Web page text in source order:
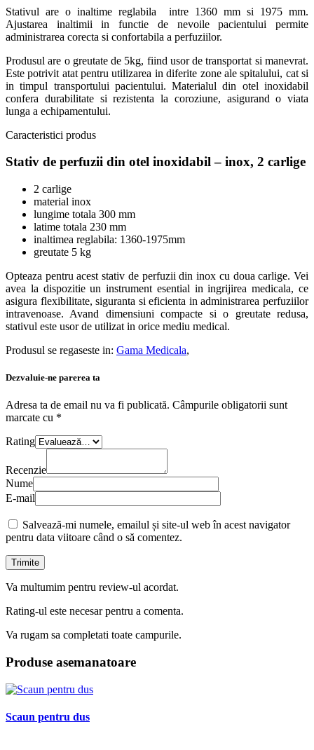
Stativul are o inaltime reglabila intre 1360 mm si 1975 mm.
Ajustarea inaltimii in functie de nevoile pacientului permite
administrarea corecta si confortabila a perfuziilor.
Produsul are o greutate de 5kg, fiind usor de transportat si manevrat.
Este potrivit atat pentru utilizarea in diferite zone ale spitalului, cat si
in timpul transportului pacientului. Materialul din otel inoxidabil
confera durabilitate si rezistenta la coroziune, asigurand o viata
lunga a echipamentului.
Caracteristici produs
Stativ de perfuzii din otel inoxidabil – inox, 2 carlige
2 carlige
material inox
lungime totala 300 mm
latime totala 230 mm
inaltimea reglabila: 1360-1975mm
greutate 5 kg
Opteaza pentru acest stativ de perfuzii din inox cu doua carlige. Vei
avea la dispozitie un instrument esential in ingrijirea medicala, ce
asigura flexibilitate, siguranta si eficienta in administrarea perfuziilor
intravenoase. Avand dimensiuni compacte si o greutate redusa,
stativul este usor de utilizat in orice mediu medical.
Produsul se regaseste in: Gama Medicala,
Dezvaluie-ne parerea ta
Adresa ta de email nu va fi publicată. Câmpurile obligatorii sunt
marcate cu *
Rating
Recenzie
Nume
E-mail
Salvează-mi numele, emailul și site-ul web în acest navigator
pentru data viitoare când o să comentez.
Va multumim pentru review-ul acordat.
Rating-ul este necesar pentru a comenta.
Va rugam sa completati toate campurile.
Produse asemanatoare
Scaun pentru dus